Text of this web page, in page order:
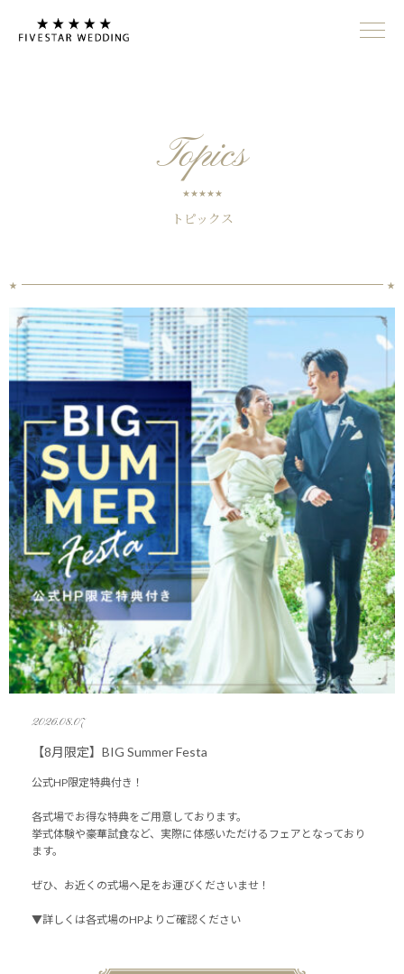
Topics
トピックス
2026.08.07
【8月限定】BIG Summer Festa
公式HP限定特典付き！
各式場でお得な特典をご用意しております。
挙式体験や豪華試食など、実際に体感いただけるフェアとなっており
ます。
ぜひ、お近くの式場へ足をお運びくださいませ！
▼詳しくは各式場のHPよりご確認ください